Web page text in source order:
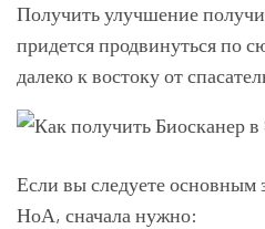
Получить улучшение
придется продвинуться по
далеко к востоку от
Если вы следуете основным
НоА, сначала нужно: